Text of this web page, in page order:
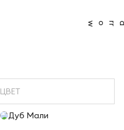
ЦВЕТ
Дуб Мали